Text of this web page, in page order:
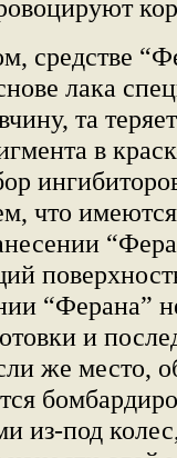
средстве
лака
та
в
что
“Ферана”
и
же место,
из-под